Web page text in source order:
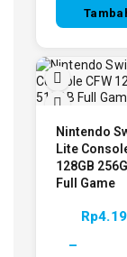
Nintendo
Lite
128GB
Full Game
Rp
–